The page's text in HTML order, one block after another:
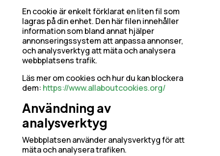
En cookie är enkelt förklarat en liten fil som
lagras på din enhet. Den här filen innehåller
information som bland annat hjälper
annonseringssystem att anpassa annonser,
och analysverktyg att mäta och analysera
webbplatsens trafik.
Läs mer om cookies och hur du kan blockera
dem: https://www.allaboutcookies.org/
Användning av
analysverktyg
Webbplatsen använder analysverktyg för att
mäta och analysera trafiken.